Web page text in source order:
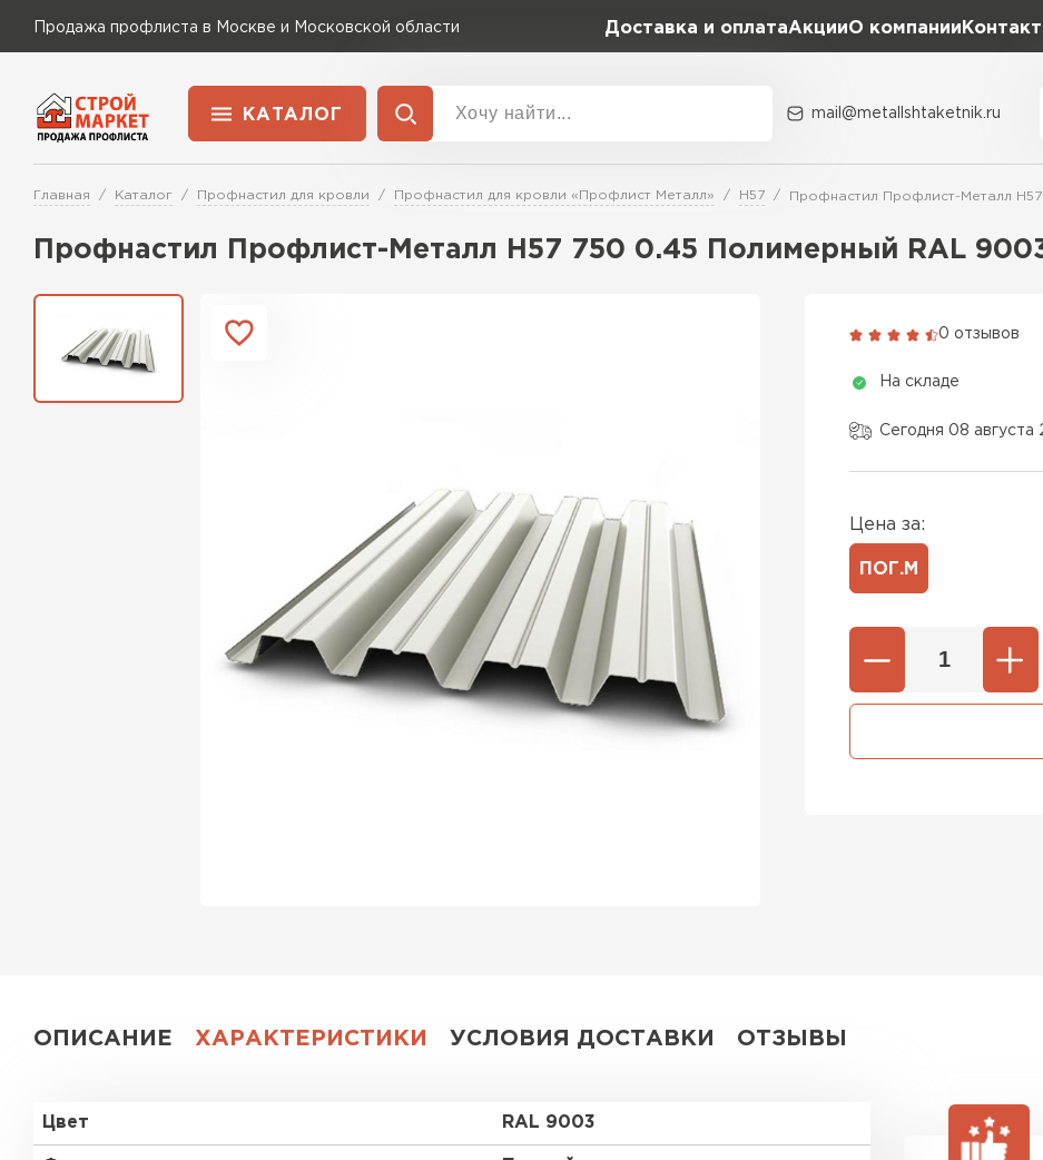
Продажа профлиста в Москве и Московской области Доставка и оплатаАкцииО компании
КАТАЛОГ
Применение
Для забора
Бренд
Гранд Лайн
mail@metallshtaketnik.ru
Главная Каталог Профнастил для кровли Профнастил для кровли «Профлист Металл» Н57 Профнастил Профлист-Металл
Профнастил Профлист-Металл Н57 750 0.45 Полимерный RAL
0 отзывов
На складе
Сегодня 08
Цена за:
ПОГ.М
ОПИСАНИЕ ХАРАКТЕРИСТИКИ УСЛОВИЯ ДОСТАВКИ ОТЗЫВЫ
Цвет RAL 9003